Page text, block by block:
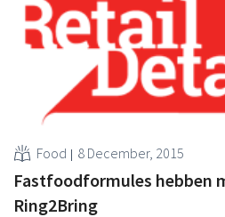
Food 8 December, 2015
Fastfoodformules hebben
Ring2Bring